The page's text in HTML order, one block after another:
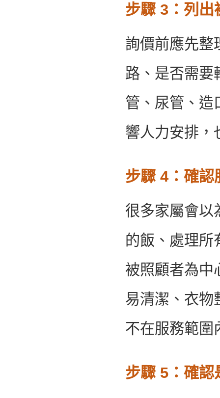
步驟 3：列出
詢價前應先整
路、是否需要
管、尿管、造
響人力安排，
步驟 4：確認
很多家屬會以
的飯、處理所
被照顧者為中
易清潔、衣物
不在服務範圍
步驟 5：確認